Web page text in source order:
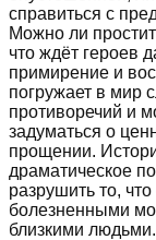
справиться с
Можно ли
что ждёт героев
примирение и
погружает в мир
противоречий и
задуматься о
прощении.
драматическое
разрушить то,
болезненными
близкими людьми.